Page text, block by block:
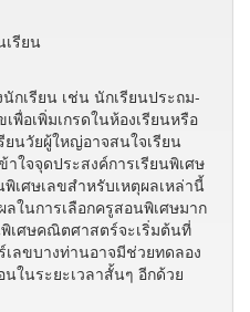
รียน
กเรียน เช่น นักเรียนประถม-
พื่อเพิ่มเกรดในห้องเรียนหรือ
ยนวัยผู้ใหญ่อาจสนใจเรียน
าใจจุดประสงค์การเรียนพิเศษ
เศษเลขสำหรับเหตุผลเหล่านี้
ในการเลือกครูสอนพิเศษมาก
เศษคณิตศาสตร์จะเริ่มต้นที่
เลขบางท่านอาจมีช่วยทดลอง
นในระยะเวลาสั้นๆ อีกด้วย